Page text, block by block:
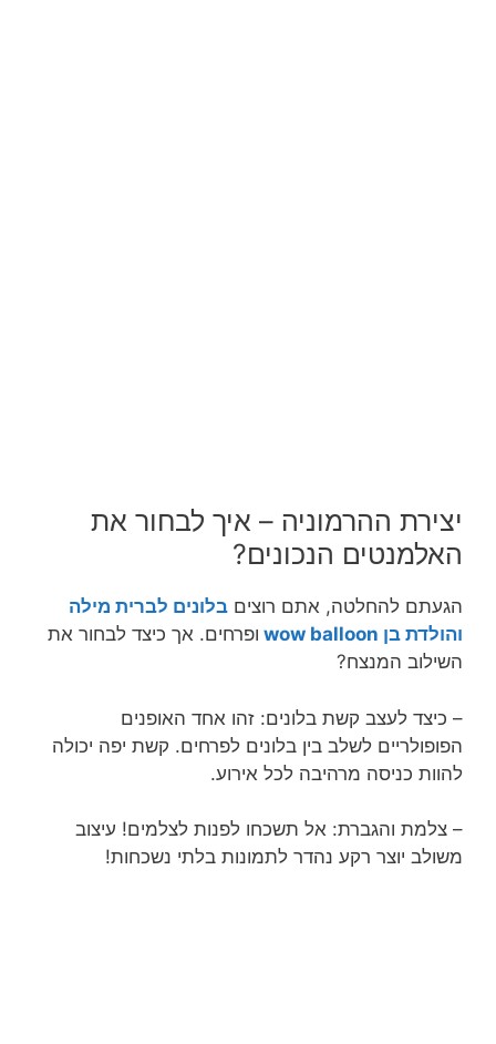
יצירת ההרמוניה – איך לבחור את
האלמנטים הנכונים?
הגעתם להחלטה, אתם רוצים בלונים לברית מילה
והולדת בן wow balloon
ופרחים. אך כיצד לבחור את
השילוב המנצח?
– כיצד לעצב קשת בלונים: זהו אחד האופנים
הפופולריים לשלב בין בלונים לפרחים. קשת יפה יכולה
להוות כניסה מרהיבה לכל אירוע.
– צלמת והגברת: אל תשכחו לפנות לצלמים! עיצוב
משולב יוצר רקע נהדר לתמונות בלתי נשכחות!